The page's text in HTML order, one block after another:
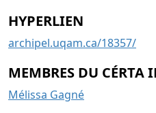
HYPERLIEN
archipel.uqam.ca/18357/
MEMBRES DU CÉRTA
Mélissa Gagné